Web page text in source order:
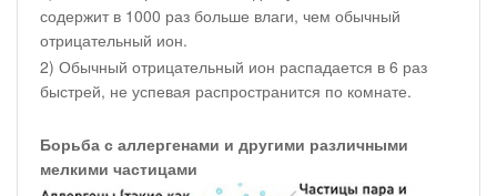
содержит в 1000 раз больше влаги, чем обычный
отрицательный ион.
2) Обычный отрицательный ион распадается в 6 раз
быстрей, не успевая распространится по комнате.
Борьба с аллергенами и другими различными
мелкими частицами